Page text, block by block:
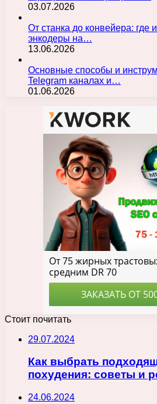
03.07.2026
От станка до конвейера: где
энкодеры на…
13.06.2026
Основные способы и
Telegram каналах и…
01.06.2026
Стоит почитать
29.07.2024
Как выбрать
похудения: советы и
24.06.2024